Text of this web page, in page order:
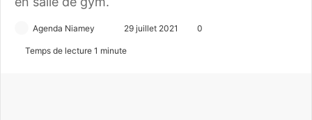
Agenda Niamey
n
29 juillet 2021 0
Temps de lecture 1 minute